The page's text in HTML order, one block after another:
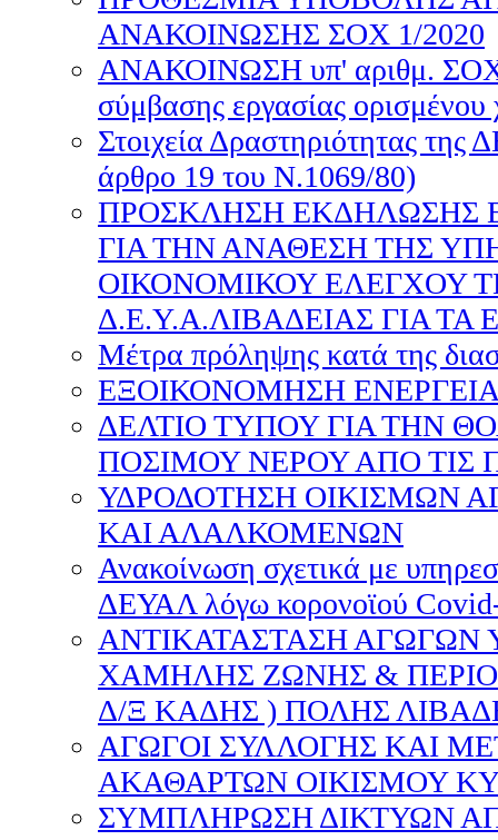
ΑΝΑΚΟΙΝΩΣΗΣ ΣΟΧ 1/2020
ΑΝΑΚΟΙΝΩΣΗ υπ' αριθμ. ΣΟΧ
σύμβασης εργασίας ορισμένου
Στοιχεία Δραστηριότητας
άρθρο 19 του Ν.1069/80)
ΠΡΟΣΚΛΗΣΗ ΕΚΔΗΛΩΣΗΣ
ΓΙΑ ΤΗΝ ΑΝΑΘΕΣΗ ΤΗΣ
ΟΙΚΟΝΟΜΙΚΟΥ ΕΛΕΓΧΟΥ
Δ.Ε.Υ.Α.ΛΙΒΑΔΕΙΑΣ ΓΙΑ ΤΑ
Μέτρα πρόληψης κατά της
ΕΞΟΙΚΟΝΟΜΗΣΗ
ΔΕΛΤΙΟ ΤΥΠΟΥ ΓΙΑ ΤΗΝ
ΠΟΣΙΜΟΥ ΝΕΡΟΥ ΑΠΟ ΤΙΣ
ΥΔΡΟΔΟΤΗΣΗ ΟΙΚΙΣΜΩΝ
ΚΑΙ ΑΛΑΛΚΟΜΕΝΩΝ
Ανακοίνωση σχετικά με
ΔΕΥΑΛ λόγω κορονοϊού
ΑΝΤΙΚΑΤΑΣΤΑΣΗ ΑΓΩΓΩΝ
ΧΑΜΗΛΗΣ ΖΩΝΗΣ &
Δ/Ξ ΚΑΔΗΣ ) ΠΟΛΗΣ
ΑΓΩΓΟΙ ΣΥΛΛΟΓΗΣ ΚΑΙ
ΑΚΑΘΑΡΤΩΝ ΟΙΚΙΣΜΟΥ
ΣΥΜΠΛΗΡΩΣΗ ΔΙΚΤΥΩΝ